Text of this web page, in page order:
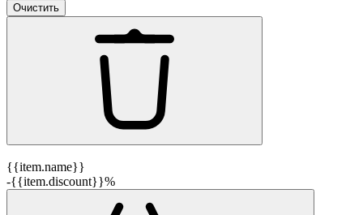
Очистить
{{item.name}}
-{{item.discount}}%